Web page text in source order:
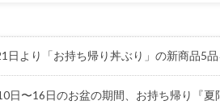
日より「お持ち帰り丼ぶり」の新商品5
日〜16日のお盆の期間、お持ち帰り『